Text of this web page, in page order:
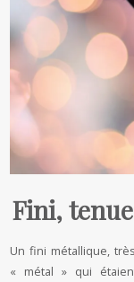
Fini,
Un fini métallique,
« métal » qui